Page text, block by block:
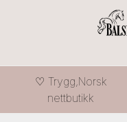
♡ Trygg,Norsk
nettbutikk